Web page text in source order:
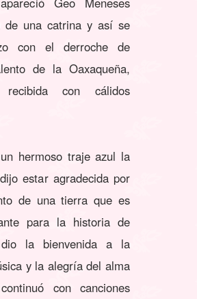
de una catrina y así se
con el derroche de
de la Oaxaqueña,
con cálidos
hermoso traje azul la
estar agradecida por
de una tierra que es
para la historia de
la bienvenida a la
y la alegría del alma
con canciones